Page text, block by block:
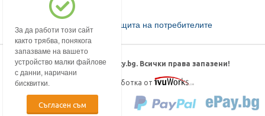
Комисия за защита на потребителите
© 2018-2026 mypharmacy.bg. Всички права запазени!
Дизайн и изработка от
За да работи този сайт
както трябва, понякога
запазваме на вашето
устройство малки файлове
с данни, наричани
бисквитки.
Съгласен съм